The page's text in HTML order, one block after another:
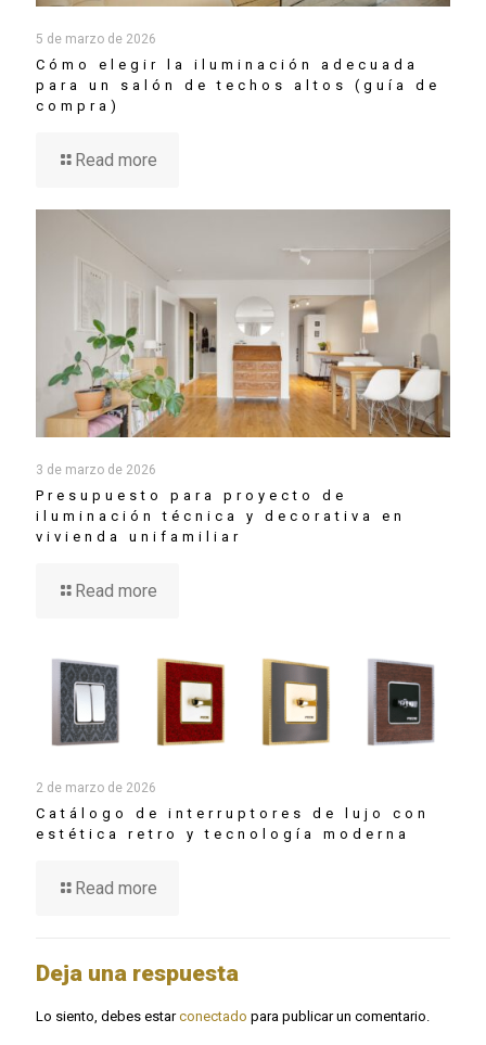
5 de marzo de 2026
Cómo elegir la iluminación adecuada
para un salón de techos altos (guía de
compra)
Read more
3 de marzo de 2026
Presupuesto para proyecto de
iluminación técnica y decorativa en
vivienda unifamiliar
Read more
2 de marzo de 2026
Catálogo de interruptores de lujo con
estética retro y tecnología moderna
Read more
Deja una respuesta
Lo siento, debes estarconectado para publicar un comentario.